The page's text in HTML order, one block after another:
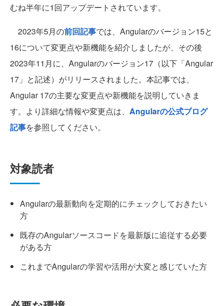
むね半年に1回アップデートされています。
2023年5月の前回記事では、Angularのバージョン15と
16について変更点や新機能を紹介しましたが、その後
2023年11月に、Angularのバージョン17（以下「Angular
17」と記述）がリリースされました。本記事では、
Angular 17の主要な変更点や新機能を説明していきま
す。より詳細な情報や変更点は、 Angularの公式ブログ
記事を参照してください。
対象読者
Angularの最新動向を定期的にチェックしておきたい
方
既存のAngularソースコードを最新版に追従する必要
がある方
これまでAngularの学習や活用が大変と感じていた方